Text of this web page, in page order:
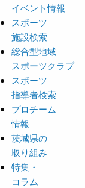
イベント情報
スポーツ
施設検索
総合型地域
スポーツクラブ
スポーツ
指導者検索
プロチーム
情報
茨城県の
取り組み
特集・
コラム